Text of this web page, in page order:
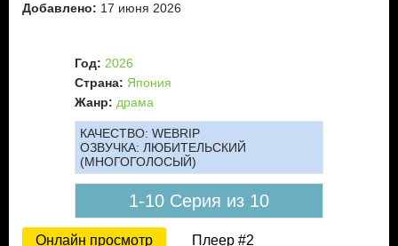
Добавлено: 17 июня 2026
Год: 2026
Страна: Япония
Жанр: драма
КАЧЕСТВО: WEBRIP
ОЗВУЧКА: ЛЮБИТЕЛЬСКИЙ
(МНОГОГОЛОСЫЙ)
1-10 Серия из 10
Онлайн просмотр Плеер #2